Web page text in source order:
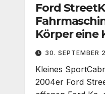
Ford
Körper eine
30. SEPTEMBER
Kleines
2004er Ford